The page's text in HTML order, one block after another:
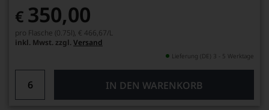
€ 350,00
pro Flasche (0.75l), € 466,67/L
inkl. Mwst. zzgl. Versand
Lieferung (DE) 3 - 5 Werktage
IN DEN WARENKORB